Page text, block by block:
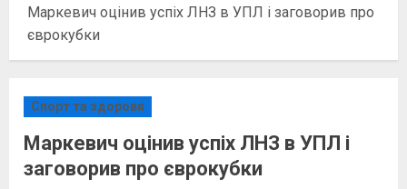
Маркевич оцінив успіх ЛНЗ в УПЛ і заговорив про
єврокубки
Спорт та здоровя
Маркевич оцінив успіх ЛНЗ в УПЛ і
заговорив про єврокубки